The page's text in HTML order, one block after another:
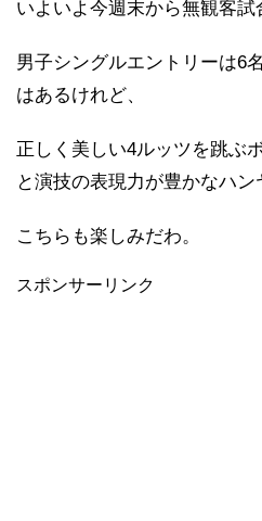
いよいよ今週末から無観客試
男子シングルエントリーは6
はあるけれど、
正しく美しい4ルッツを跳ぶ
と演技の表現力が豊かなハン
こちらも楽しみだわ。
スポンサーリンク